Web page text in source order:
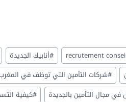
recrutement
#أنابيك الجديدة
#شركات التأمين التي توظف في المغرب
مجال التأمين بالجديدة #كيفية